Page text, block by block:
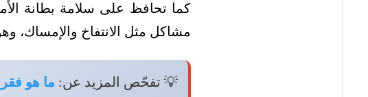
كما تحافظ على سلامة بطانة
مشاكل مثل الانتفاخ والإمساك،
💡 تفحّص المزيد عن: ما هو فقر